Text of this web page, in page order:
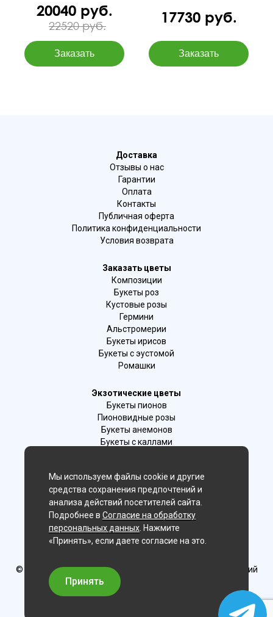
20040 руб.
22520 руб. 17730 руб.
Доставка
Отзывы о нас
Гарантии
Оплата
Контакты
Публичная оферта
Политика конфиденциальности
Условия возврата
Заказать цветы
Композиции
Букеты роз
Кустовые розы
Гермини
Альстромерии
Букеты ирисов
Букеты с эустомой
Ромашки
Экзотические цветы
Букеты пионов
Пионовидные розы
Букеты анемонов
Букеты с каллами
Лаванда
Гиацинты
Мы в соц. сетях:
© Delaflor - доставка цветов, 2012-2026
ИП Рыжков Евгений
Вячеславович
ИНН 540409481687 ОГРН 325547600130383
Мы используем файлы cookie и другие
средства сохранения предпочтений и
анализа действий посетителей сайта.
Подробнее в Согласие на обработку
персональных данных . Нажмите
«Принять», если даете согласие на это.
Принять